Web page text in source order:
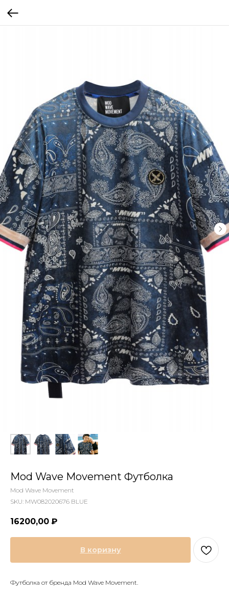
Mod Wave Movement Футболка
Mod Wave Movement
SKU: MW082020676 BLUE
16200,00 ₽
В коризну
Футболка от бренда Mod Wave Movement.